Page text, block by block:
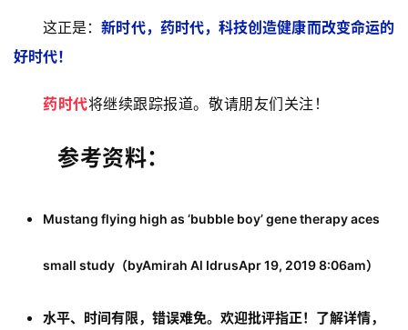
这正是：新时代，药时代，科技创造健康而改变命运的
好时代！
药时代将继续跟踪报道。敬请朋友们关注！
参考资料：
Mustang flying high as ‘bubble boy’ gene therapy aces
small study（byAmirah Al IdrusApr 19, 2019 8:06am）
水平、时间有限，错误难免。欢迎批评指正！了解详情，